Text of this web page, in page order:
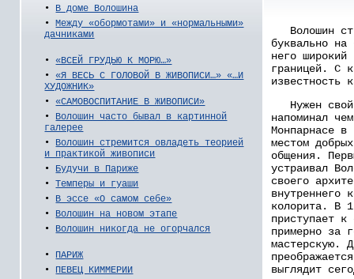
• В доме Волошина
•Между «обормотами» и «нормальными»
дачниками
•«ВСЕЙ ГРУДЬЮ К МОРЮ…»
•«Я ВЕСЬ С ГОЛОВОЙ В ЖИВОПИСИ…» «…И
ХУДОЖНИК»
•«САМОВОСПИТАНИЕ В ЖИВОПИСИ»
• Волошин часто бывал в картинной
галерее
• Волошин стремится овладеть теорией
и практикой живописи
• Будучи в Париже
•Темперы и гуаши
• В эссе «О самом себе»
• Волошин на новом этапе
• Волошин никогда не огорчался
• ПАРИЖ
• ПЕВЕЦ КИММЕРИИ
Волошин
буквально
него
границей. С
известность
Нужен свой
напоминал
Монпарнасе
местом
общения.
устраивал
своего
внутреннего
колорита. В
приступает
примерно за
мастерскую.
выглядит